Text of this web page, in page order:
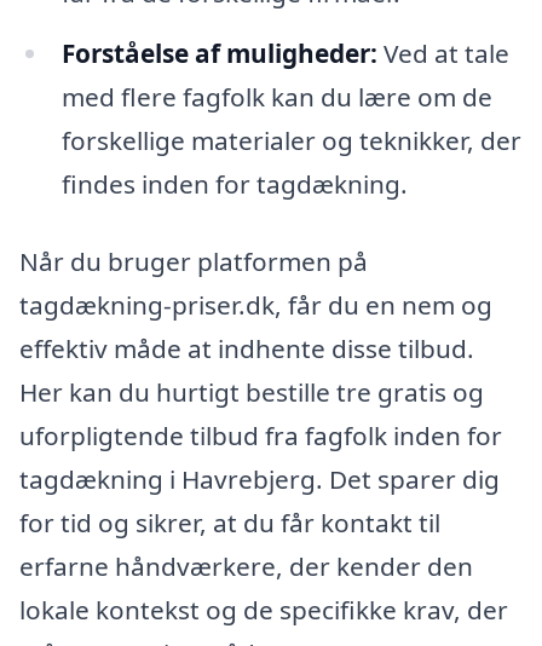
Forståelse af muligheder: Ved at tale
med flere fagfolk kan du lære om de
forskellige materialer og teknikker, der
findes inden for tagdækning.
Når du bruger platformen på
tagdækning-priser.dk, får du en nem og
effektiv måde at indhente disse tilbud.
Her kan du hurtigt bestille tre gratis og
uforpligtende tilbud fra fagfolk inden for
tagdækning i Havrebjerg. Det sparer dig
for tid og sikrer, at du får kontakt til
erfarne håndværkere, der kender den
lokale kontekst og de specifikke krav, der